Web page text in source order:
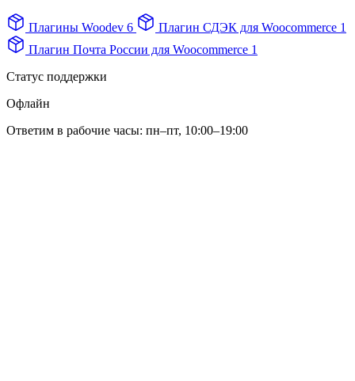
Плагины Woodev 6 Плагин СДЭК для Woocommerce 1
Плагин Почта России для Woocommerce 1
Статус поддержки
Офлайн
Ответим в рабочие часы: пн–пт, 10:00–19:00